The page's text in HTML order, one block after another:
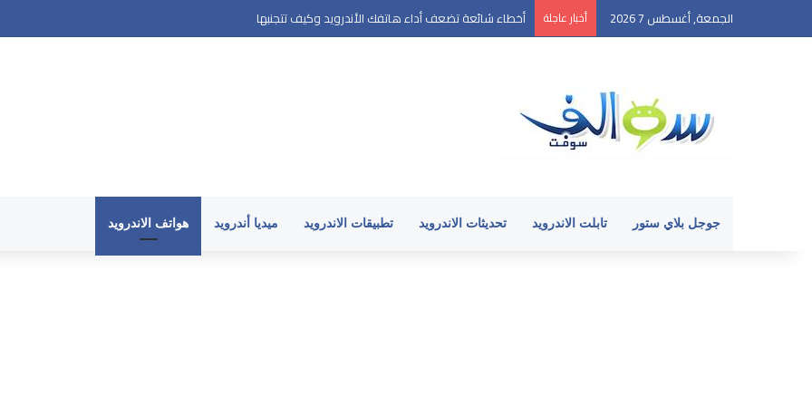
الجمعة, أغسطس 7 2026 أخبار عاجلة كيفية البدء مع نظام الأندرويد
جوجل بلاي ستور تابلت الاندرويد تحديثات الاندرويد تطبيقات الاندرويد ميديا أندرويد هواتف الاندرويد